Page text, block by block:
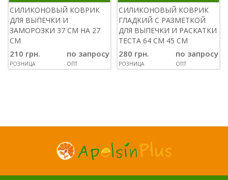
СИЛИКОНОВЫЙ КОВРИК
ДЛЯ ВЫПЕЧКИ И
ЗАМОРОЗКИ 37 СМ НА 27
СМ
210 грн.
РОЗНИЦА
по запросу
ОПТ
СИЛИКОНОВЫЙ КОВРИК
ГЛАДКИЙ С РАЗМЕТКОЙ
ДЛЯ ВЫПЕЧКИ И РАСКАТКИ
ТЕСТА 64 СМ 45 СМ
280 грн.
РОЗНИЦА
по запросу
ОПТ